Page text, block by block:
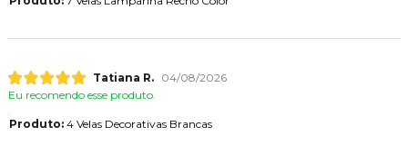
Tatiana R.
04/08/2026
Eu recomendo esse produto.
Produto:4 Velas Decorativas Brancas